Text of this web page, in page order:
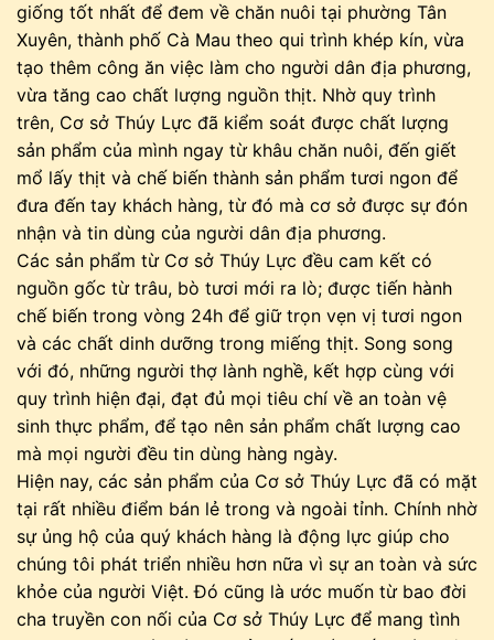
giống tốt nhất để đem về chăn nuôi tại phường Tân
Xuyên, thành phố Cà Mau theo qui trình khép kín, vừa
tạo thêm công ăn việc làm cho người dân địa phương,
vừa tăng cao chất lượng nguồn thịt. Nhờ quy trình
trên, Cơ sở Thúy Lực đã kiểm soát được chất lượng
sản phẩm của mình ngay từ khâu chăn nuôi, đến giết
mổ lấy thịt và chế biến thành sản phẩm tươi ngon để
đưa đến tay khách hàng, từ đó mà cơ sở được sự đón
nhận và tin dùng của người dân địa phương.
Các sản phẩm từ Cơ sở Thúy Lực đều cam kết có
nguồn gốc từ trâu, bò tươi mới ra lò; được tiến hành
chế biến trong vòng 24h để giữ trọn vẹn vị tươi ngon
và các chất dinh dưỡng trong miếng thịt. Song song
với đó, những người thợ lành nghề, kết hợp cùng với
quy trình hiện đại, đạt đủ mọi tiêu chí về an toàn vệ
sinh thực phẩm, để tạo nên sản phẩm chất lượng cao
mà mọi người đều tin dùng hàng ngày.
Hiện nay, các sản phẩm của Cơ sở Thúy Lực đã có mặt
tại rất nhiều điểm bán lẻ trong và ngoài tỉnh. Chính nhờ
sự ủng hộ của quý khách hàng là động lực giúp cho
chúng tôi phát triển nhiều hơn nữa vì sự an toàn và sức
khỏe của người Việt. Đó cũng là ước muốn từ bao đời
cha truyền con nối của Cơ sở Thúy Lực để mang tình